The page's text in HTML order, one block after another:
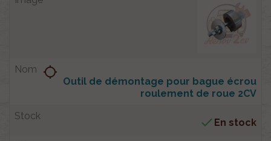
Outil de démontage pour bague écrou
roulement de roue 2CV
location_searching
 En stock